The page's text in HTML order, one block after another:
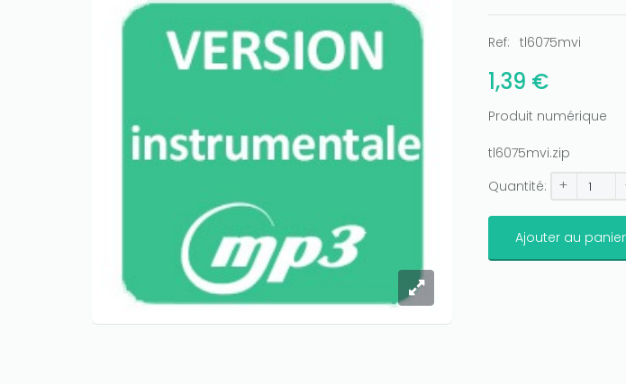
Ref: tl6075mvi
1,39 €
Produit numérique
tl6075mvi.zip
Quantité:
+
Ajouter au panier